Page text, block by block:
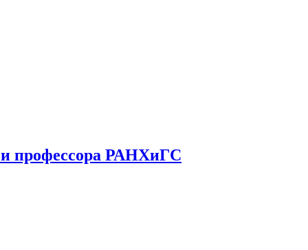
и профессора РАНХиГС